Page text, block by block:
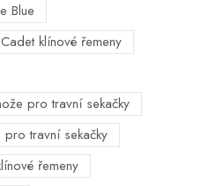
Blue
klínové řemeny
pro travní sekačky
travní sekačky
řemeny